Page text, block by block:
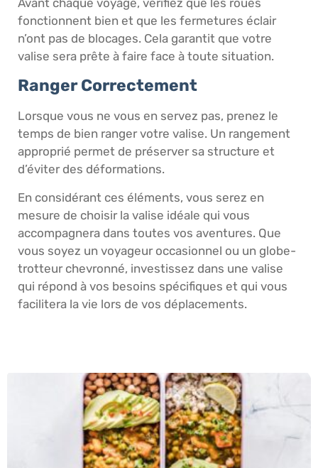
Avant chaque voyage, vérifiez que les roues
fonctionnent bien et que les fermetures éclair
n’ont pas de blocages. Cela garantit que votre
valise sera prête à faire face à toute situation.
Ranger Correctement
Lorsque vous ne vous en servez pas, prenez le
temps de bien ranger votre valise. Un rangement
approprié permet de préserver sa structure et
d’éviter des déformations.
En considérant ces éléments, vous serez en
mesure de choisir la valise idéale qui vous
accompagnera dans toutes vos aventures. Que
vous soyez un voyageur occasionnel ou un globe-
trotteur chevronné, investissez dans une valise
qui répond à vos besoins spécifiques et qui vous
facilitera la vie lors de vos déplacements.